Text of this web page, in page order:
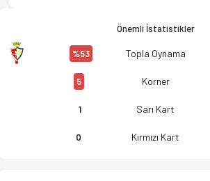
Önemli İstatistikler
%53 Topla Oynama
5 Korner
1 Sarı Kart
0 Kırmızı Kart